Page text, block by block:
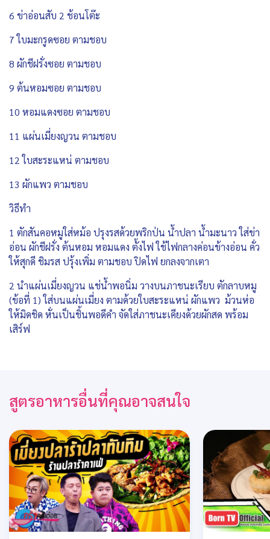
6 ข่าอ่อนสับ 2 ช้อนโต๊ะ
7 ใบมะกรูดซอย ตามชอบ
8 ผักชีฝรั่งซอย ตามชอบ
9 ต้นหอมซอย ตามชอบ
10 หอมแดงซอย ตามชอบ
11 แผ่นเมี่ยงญวน ตามชอบ
12 ใบสะระแหน่ ตามชอบ
13 ผักแพว ตามชอบ
วิธีทำ
1 ตักสันคอหมูใส่หม้อ ปรุงรสด้วยพริกป่น น้ำปลา น้ำมะนาว ใส่ข่า
อ่อน ผักชีฝรั่ง ต้นหอม หอมแดง ตั้งไฟ ใช้ไฟกลางค่อนข้างอ่อน คั่ว
ให้สุกดี ชิมรส ปรุ้งเพิ่ม ตามชอบ ปิดไฟ ยกลงจากเตา
2 นำแผ่นเมี่ยงญวน แช่น้ำพอนิ่ม วางบนภาชนะเรียบ ตักลาบหมู
(ข้อที่ 1) ใส่บนแผ่นเมี่ยง ตามด้วยใบสะระแหน่ ผักแพว ม้วนห่อ
ให้มิดชิด หั่นเป็นชิ้นพอดีคำ จัดใส่ภาชนะเคียงด้วยผักสด พร้อม
เสิร์ฟ
สูตรอาหารอื่นที่คุณอาจสนใจ